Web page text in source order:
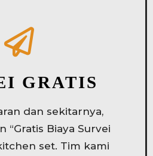
GRATIS
dan sekitarnya,
“Gratis Biaya Survei
set. Tim kami